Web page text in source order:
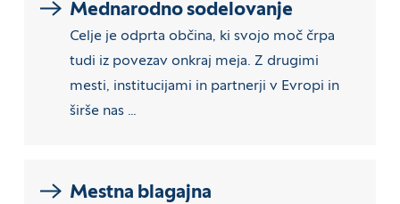
Mednarodno sodelovanje
Celje je odprta občina, ki svojo moč črpa
tudi iz povezav onkraj meja. Z drugimi
mesti, institucijami in partnerji v Evropi in
širše nas …
Mestna blagajna